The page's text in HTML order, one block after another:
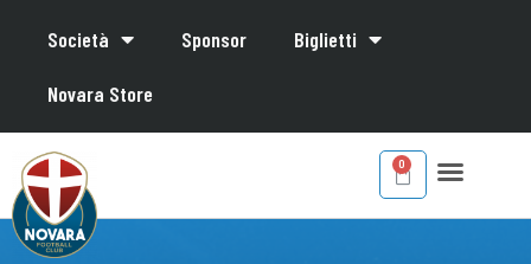
Società Sponsor Biglietti
Novara Store